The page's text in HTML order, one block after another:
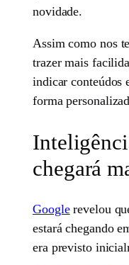
novidade.
Assim como nos
trazer mais
indicar conteúdos
forma
chegará
Googlerevelou
estará chegando
era previsto